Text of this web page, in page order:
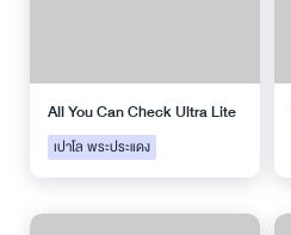
All You Can Check Ultra Lite
เปาโล พระประแดง